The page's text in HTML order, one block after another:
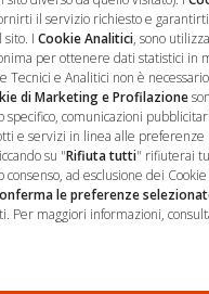
il servizio richiesto e
sito. I Cookie Analitici, sono
per ottenere dati statistici in
Tecnici e Analitici non è
di Marketing e Profilazione
specifico, comunicazioni
e servizi in linea alle preferenze
su "Rifiuta tutti" rifiuterai
consenso, ad esclusione dei
le preferenze
Per maggiori informazioni,
o giustificare il
un crollo psichico per
causato da turni
di legittimità
siamo più di fronte a
a precise armi
datoriale, il periodo
si trasforma in una